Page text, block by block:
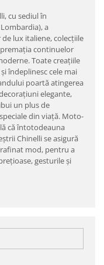
cu sediul în
a
lux italiene, colecţiile
continuelor
Toate creaţiile
îndeplinesc cele mai
poartă atingerea
elegante,
un plus de
din viaţă. Moto-
că întotodeauna
Chinelli se asigură
mod, pentru a
gesturile şi